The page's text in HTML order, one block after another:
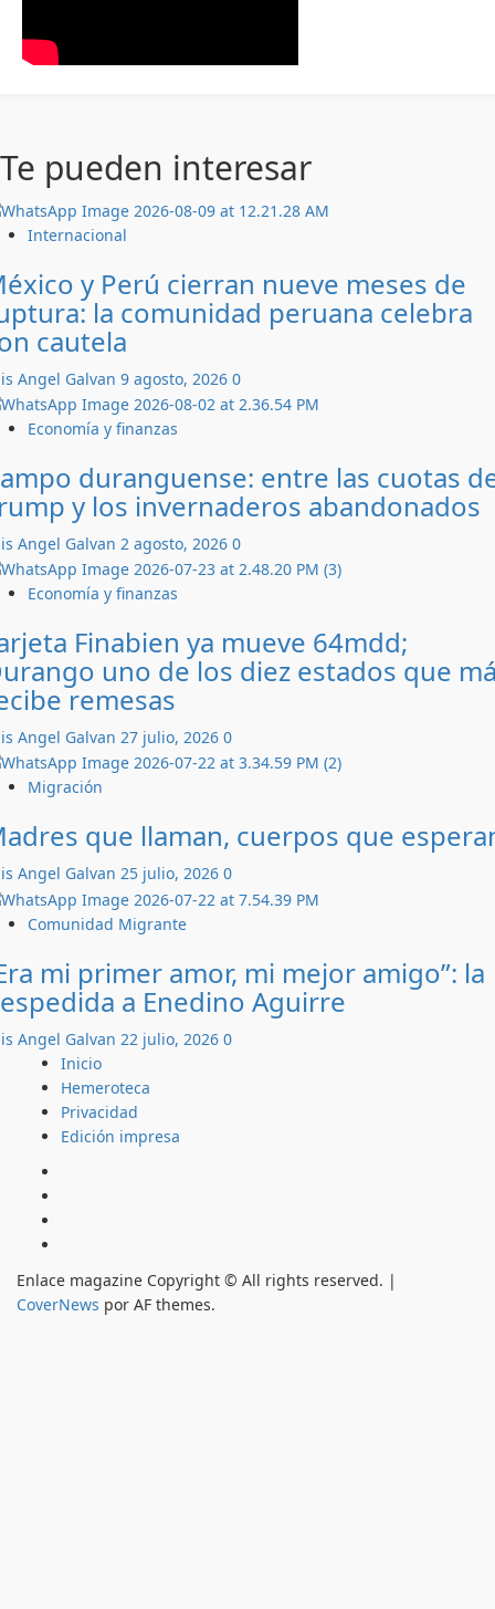
Te pueden interesar
Internacional
y Perú cierran nueve meses de
la comunidad peruana celebra
cautela
Angel Galvan 9 agosto, 2026 0
Economía y finanzas
duranguense: entre las cuotas
y los invernaderos abandonados
Angel Galvan 2 agosto, 2026 0
Economía y finanzas
Finabien ya mueve 64mdd;
uno de los diez estados que
remesas
Angel Galvan 27 julio, 2026 0
Migración
que llaman, cuerpos que
Angel Galvan 25 julio, 2026 0
Comunidad Migrante
mi primer amor, mi mejor amigo”: la
a Enedino Aguirre
Angel Galvan 22 julio, 2026 0
Inicio
Hemeroteca
Privacidad
Edición impresa
Enlace magazine Copyright © All rights reserved. |
CoverNews por AF themes.